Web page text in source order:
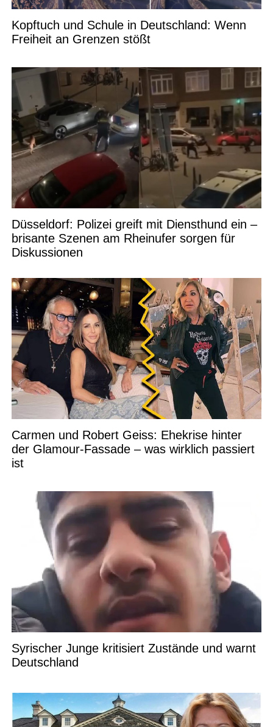
Kopftuch und Schule in Deutschland: Wenn
Freiheit an Grenzen stößt
Düsseldorf: Polizei greift mit Diensthund ein –
brisante Szenen am Rheinufer sorgen für
Diskussionen
Carmen und Robert Geiss: Ehekrise hinter
der Glamour-Fassade – was wirklich passiert
ist
Syrischer Junge kritisiert Zustände und warnt
Deutschland